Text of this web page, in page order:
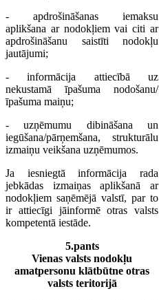
- apdrošināšanas iemaksu
aplikšana ar nodokļiem vai citi ar
apdrošināšanu saistīti nodokļu
jautājumi;
- informācija attiecībā uz
nekustamā īpašuma nodošanu/
īpašuma maiņu;
- uzņēmumu dibināšana un
iegūšana/pārņemšana, strukturālu
izmaiņu veikšana uzņēmumos.
Ja iesniegtā informācija rada
jebkādas izmaiņas aplikšanā ar
nodokļiem saņēmējā valstī, par to
ir attiecīgi jāinformē otras valsts
kompetentā iestāde.
5.pants
Vienas valsts nodokļu
amatpersonu klātbūtne otras
valsts teritorijā